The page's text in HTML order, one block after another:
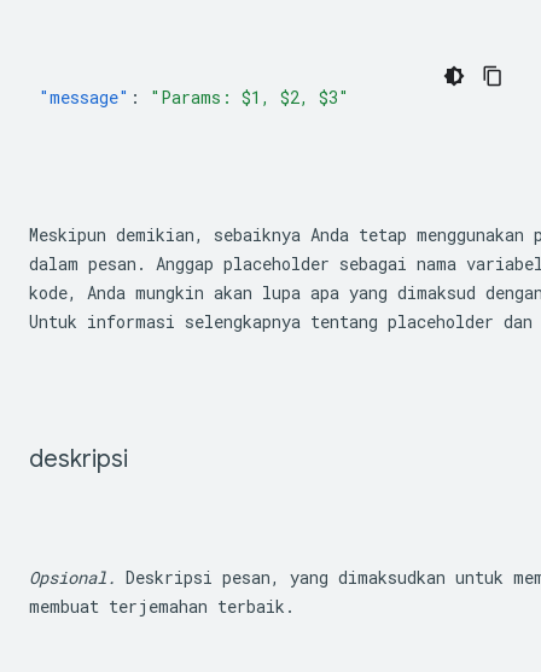
"message" : "Params: $1, $2, $3"
Meskipun demikian, sebaiknya Anda tetap
dalam pesan. Anggap placeholder sebagai nama
kode, Anda mungkin akan lupa apa yang dimaksud
Untuk informasi selengkapnya tentang placeholder
deskripsi
Opsional. Deskripsi pesan, yang dimaksudkan untuk
membuat terjemahan terbaik.